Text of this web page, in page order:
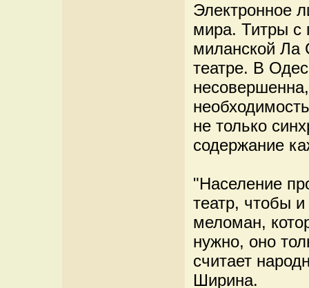
Электронное
мира. Титры с
миланской Ла
театре. В
не только
содержание
"Население
театр, чтобы
меломан,
нужно, оно
считает
Ширина.